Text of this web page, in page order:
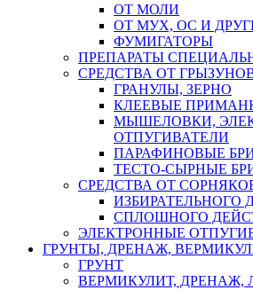
ОТ МОЛИ
ОТ МУХ, ОС И
ФУМИГАТОРЫ
ПРЕПАРАТЫ
СРЕДСТВА ОТ
ГРАНУЛЫ, ЗЕРНО
КЛЕЕВЫЕ
МЫШЕЛОВКИ,
ОТПУГИВАТЕЛИ
ПАРАФИНОВЫЕ
ТЕСТО-СЫРНЫЕ
СРЕДСТВА ОТ СОРНЯКОВ
ИЗБИРАТЕЛЬНОГО
СПЛОШНОГО
ЭЛЕКТРОННЫЕ
ГРУНТЫ, ДРЕНАЖ,
ГРУНТ
ВЕРМИКУЛИТ,